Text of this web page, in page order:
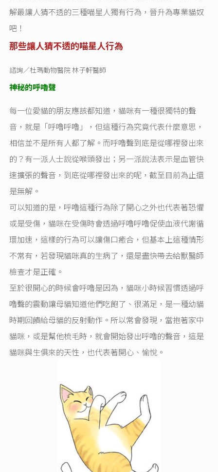
解最讓人猜不透的三種喵星人獨有行為，晉升為專業貓奴
吧！
那些讓人猜不透的喵星人行為
諮詢／杜瑪動物醫院 林子軒醫師
神秘的呼嚕聲
每一位愛貓的朋友應該都知道，貓咪有一種很獨特的聲
音，就是「呼嚕呼嚕」，但這種行為究竟代表什麼意思，
相信並不是所有人都了解。而呼嚕聲到底是從哪裡發出來
的？有一派人士說從喉頭發出；另一派說法表示是血管快
速擴張的聲音，到底從哪裡發出來的呢，截至目前為止還
是無解。
可以知道的是，呼嚕這種行為除了開心之外也代表著恐懼
或是受傷，貓咪在受傷時會透過呼嚕呼嚕促使血液代謝循
環加速，這樣的行為可以讓傷口癒合，但基本上這種情形
不常有，若發現貓咪真的生病了，還是盡快帶去給獸醫師
檢查才是正確。
至於很開心的時候會呼嚕是因為，貓咪小時候習慣透過呼
嚕聲的震動讓母貓知道他們吃飽了、很滿足，是一種幼貓
時期回饋給母貓的反射動作。所以常會發現，當抱著家中
貓咪，或是幫他梳毛時，就會開始發出呼嚕的聲音，這是
貓咪與生俱來的天性，也代表著開心、愉悅。